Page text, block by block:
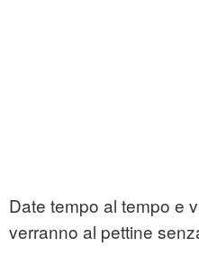
Date tempo al tempo e
verranno al pettine